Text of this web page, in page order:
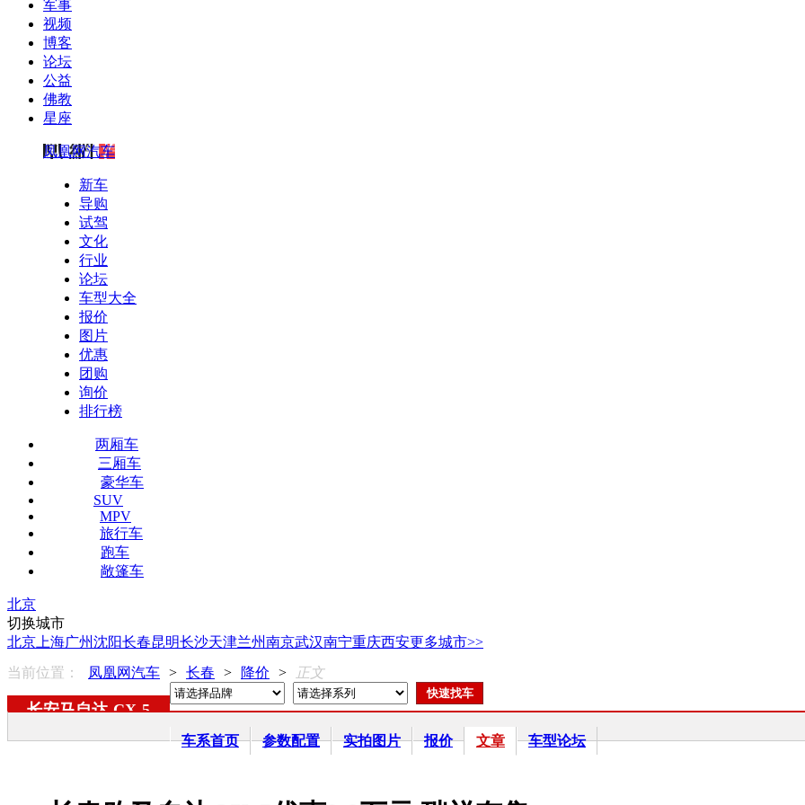
军事
视频
博客
论坛
公益
佛教
星座
凤凰网汽车
新车
导购
试驾
文化
行业
论坛
车型大全
报价
图片
优惠
团购
询价
排行榜
两厢车
三厢车
豪华车
SUV
MPV
旅行车
跑车
敞篷车
北京
切换城市
北京 上海广州沈阳长春昆明长沙天津兰州南京武汉南宁重庆西安更多城市>>
当前位置：
凤凰网汽车 > 长春 > 降价 > 正文
长安马自达-CX-5
车系首页 参数配置 实拍图片 报价 文章 车型论坛